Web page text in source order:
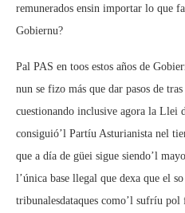
remunerados ensin importar lo que
Gobiernu? 
Pal PAS en toos estos años de
nun se fizo más que dar pasos de
cuestionando inclusive agora la Llei
consiguió’l Partíu Asturianista nel
que a día de güei sigue siendo’l
l’única base llegal que dexa que el
tribunalesdataques como’l sufríu